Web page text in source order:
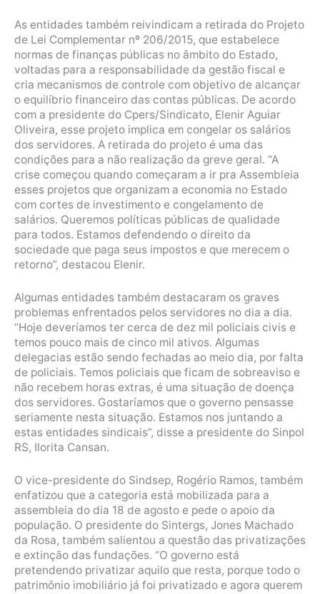
As entidades também reivindicam a retirada do Projeto
de Lei Complementar nº 206/2015, que estabelece
normas de finanças públicas no âmbito do Estado,
voltadas para a responsabilidade da gestão fiscal e
cria mecanismos de controle com objetivo de alcançar
o equilíbrio financeiro das contas públicas. De acordo
com a presidente do Cpers/Sindicato, Elenir Aguiar
Oliveira, esse projeto implica em congelar os salários
dos servidores. A retirada do projeto é uma das
condições para a não realização da greve geral. “A
crise começou quando começaram a ir pra Assembleia
esses projetos que organizam a economia no Estado
com cortes de investimento e congelamento de
salários. Queremos políticas públicas de qualidade
para todos. Estamos defendendo o direito da
sociedade que paga seus impostos e que merecem o
retorno”, destacou Elenir.
Algumas entidades também destacaram os graves
problemas enfrentados pelos servidores no dia a dia.
“Hoje deveríamos ter cerca de dez mil policiais civis e
temos pouco mais de cinco mil ativos. Algumas
delegacias estão sendo fechadas ao meio dia, por falta
de policiais. Temos policiais que ficam de sobreaviso e
não recebem horas extras, é uma situação de doença
dos servidores. Gostaríamos que o governo pensasse
seriamente nesta situação. Estamos nos juntando a
estas entidades sindicais”, disse a presidente do Sinpol
RS, Ilorita Cansan.
O vice-presidente do Sindsep, Rogério Ramos, também
enfatizou que a categoria está mobilizada para a
assembleia do dia 18 de agosto e pede o apoio da
população. O presidente do Sintergs, Jones Machado
da Rosa, também salientou a questão das privatizações
e extinção das fundações. “O governo está
pretendendo privatizar aquilo que resta, porque todo o
patrimônio imobiliário já foi privatizado e agora querem